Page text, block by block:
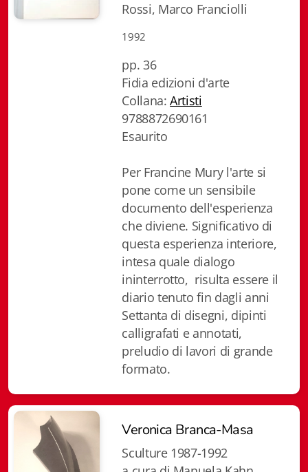
Rossi, Marco Franciolli
1992
pp. 36
Fidia edizioni d'arte
Collana:Artisti
9788872690161
Esaurito
Per Francine Mury l'arte si
pone come un sensibile
documento dell'esperienza
che diviene. Significativo di
questa esperienza interiore,
intesa quale dialogo
ininterrotto, risulta essere il
diario tenuto fin dagli anni
Settanta di disegni, dipinti
calligrafati e annotati,
preludio di lavori di grande
formato.
Veronica Branca-Masa
Sculture 1987-1992
Fidia. Max Museo Chiasso
Fidia. Panoramas - Forces Vives par Jean Petit
Gottardo edizioni
Gottardo ed. Scrittori svizzeri